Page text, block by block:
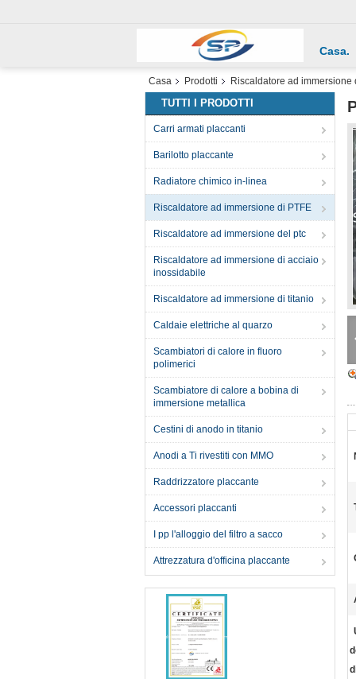
Casa.
Casa Prodotti Riscaldatore ad immersione
TUTTI I PRODOTTI
Carri armati placcanti
Barilotto placcante
Radiatore chimico in-linea
Riscaldatore ad immersione di PTFE
Riscaldatore ad immersione del ptc
Riscaldatore ad immersione di acciaio
inossidabile
Riscaldatore ad immersione di titanio
Caldaie elettriche al quarzo
Scambiatori di calore in fluoro
polimerici
Scambiatore di calore a bobina di
immersione metallica
Cestini di anodo in titanio
Anodi a Ti rivestiti con MMO
Raddrizzatore placcante
Accessori placcanti
I pp l'alloggio del filtro a sacco
Attrezzatura d'officina placcante